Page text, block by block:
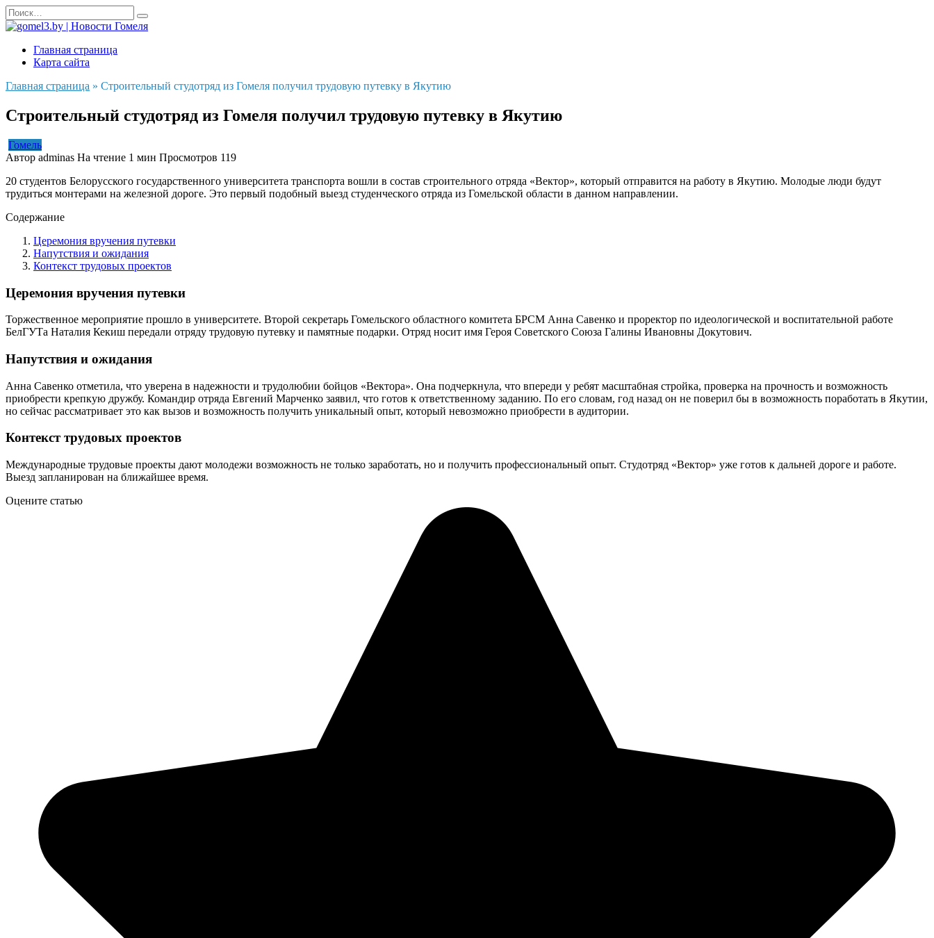
Перейти
к
содержанию
Search
for:
Главная страница
Карта сайта
Главная страница » Строительный студотряд из Гомеля получил трудовую путевку в Якутию
Строительный студотряд из Гомеля получил трудовую путевку в Якутию
Гомель
Автор adminas На чтение 1 мин Просмотров 119
20 студентов Белорусского государственного университета транспорта вошли в состав строительного отряда «Вектор», который отправится на работу в Якутию. Молодые люди будут
трудиться монтерами на железной дороге. Это первый подобный выезд студенческого отряда из Гомельской области в данном направлении.
Содержание
Церемония вручения путевки
Напутствия и ожидания
Контекст трудовых проектов
Церемония вручения путевки
Торжественное мероприятие прошло в университете. Второй секретарь Гомельского областного комитета БРСМ Анна Савенко и проректор по идеологической и воспитательной работе
БелГУТа Наталия Кекиш передали отряду трудовую путевку и памятные подарки. Отряд носит имя Героя Советского Союза Галины Ивановны Докутович.
Напутствия и ожидания
Анна Савенко отметила, что уверена в надежности и трудолюбии бойцов «Вектора». Она подчеркнула, что впереди у ребят масштабная стройка, проверка на прочность и возможность
приобрести крепкую дружбу. Командир отряда Евгений Марченко заявил, что готов к ответственному заданию. По его словам, год назад он не поверил бы в возможность поработать в Якутии,
но сейчас рассматривает это как вызов и возможность получить уникальный опыт, который невозможно приобрести в аудитории.
Контекст трудовых проектов
Международные трудовые проекты дают молодежи возможность не только заработать, но и получить профессиональный опыт. Студотряд «Вектор» уже готов к дальней дороге и работе.
Выезд запланирован на ближайшее время.
Оцените статью